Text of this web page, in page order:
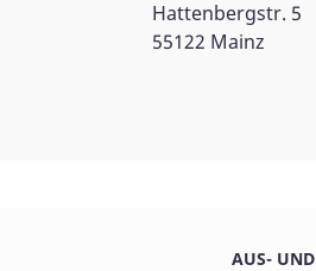
Hattenbergstr. 5
55122 Mainz
AUS-